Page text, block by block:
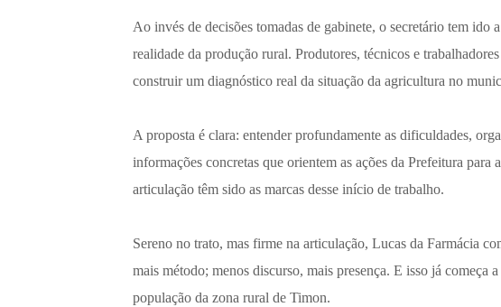
Ao invés de decisões tomadas de gabinete, o secretário tem
realidade da produção rural. Produtores, técnicos e
construir um diagnóstico real da situação da agricultura no
A proposta é clara: entender profundamente as dificuldades,
informações concretas que orientem as ações da Prefeitura para
articulação têm sido as marcas desse início de trabalho.
Sereno no trato, mas firme na articulação, Lucas da Farmácia
mais método; menos discurso, mais presença. E isso já começa
população da zona rural de Timon.